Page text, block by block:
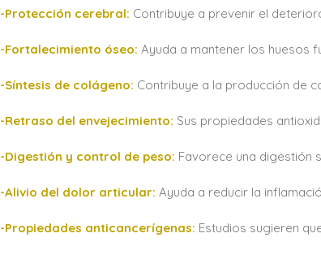
-Protección cerebral: Contribuye a prevenir el
-Fortalecimiento óseo:Ayuda a mantener los huesos
-Síntesis de colágeno: Contribuye a la producción de
-Retraso del envejecimiento: Sus propiedades
-Digestión y control de peso: Favorece una digestión
-Alivio del dolor articular:Ayuda a reducir la
-Propiedades anticancerígenas: Estudios sugieren